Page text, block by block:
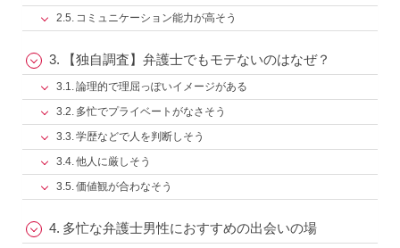
コミュニケーション能力が高そう
【独自調査】弁護士でもモテないのはなぜ？
論理的で理屈っぽいイメージがある
多忙でプライベートがなさそう
学歴などで人を判断しそう
他人に厳しそう
価値観が合わなそう
多忙な弁護士男性におすすめの出会いの場